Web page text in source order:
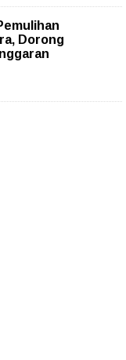
Dorong